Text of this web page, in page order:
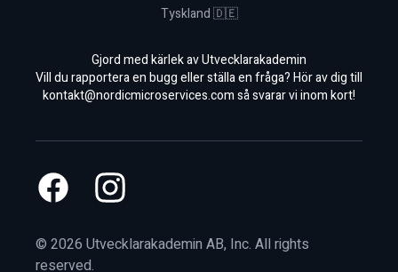
Tyskland 🇩🇪
Gjord med kärlek av Utvecklarakademin
Vill du rapportera en bugg eller ställa en fråga? Hör av dig till
kontakt@nordicmicroservices.comså svarar vi inom kort!
FacebookInstagram
© 2026 Utvecklarakademin AB, Inc. All rights
reserved.